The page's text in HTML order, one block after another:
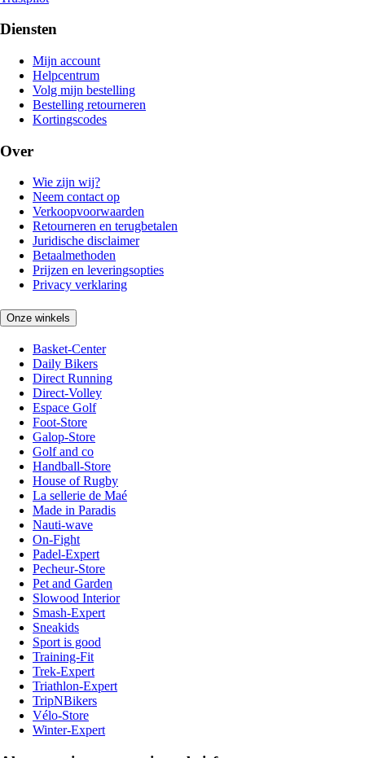
Diensten
Mijn account
Helpcentrum
Volg mijn bestelling
Bestelling retourneren
Kortingscodes
Over
Wie zijn wij?
Neem contact op
Verkoopvoorwaarden
Retourneren en terugbetalen
Juridische disclaimer
Betaalmethoden
Prijzen en leveringsopties
Privacy verklaring
Onze winkels
Basket-Center
Daily Bikers
Direct Running
Direct-Volley
Espace Golf
Foot-Store
Galop-Store
Golf and co
Handball-Store
House of Rugby
La sellerie de Maé
Made in Paradis
Nauti-wave
On-Fight
Padel-Expert
Pecheur-Store
Pet and Garden
Slowood Interior
Smash-Expert
Sneakids
Sport is good
Training-Fit
Trek-Expert
Triathlon-Expert
TripNBikers
Vélo-Store
Winter-Expert